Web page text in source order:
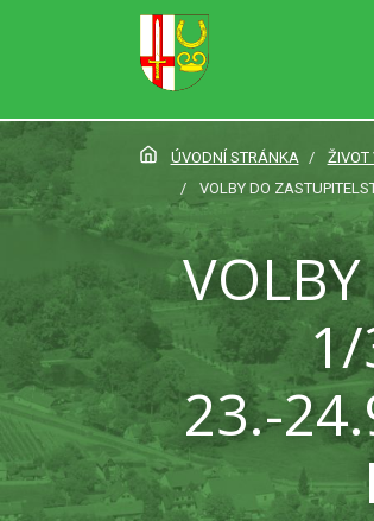
ÚVODNÍ STRÁNKA ŽIVOT
VOLBY DO
1/
23.-